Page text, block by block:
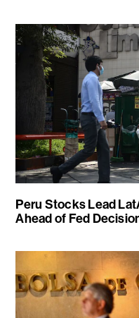
Peru Stocks Lead
Ahead of Fed